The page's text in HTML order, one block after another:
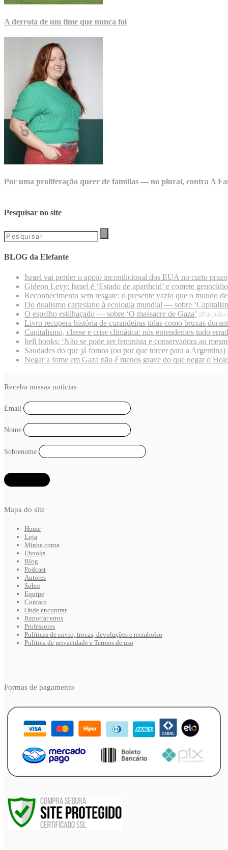
A derrota de um time que nunca foi
Por uma proliferação queer de famílias — no plural, contra A
Pesquisar no site
BLOG da Elefante
Israel vai perder o apoio incondicional dos EUA no curto
Gideon Levy: Israel é ‘Estado de apartheid’ e comete
Reconhecimento sem resgate: o presente vazio que o mundo
Do dualismo cartesiano à ecologia mundial — sobre
O espelho estilhaçado — sobre ‘O massacre de Gaza’ 28 de julho
Livro recupera história de curandeiras tidas como bruxas
Capitalismo, classe e crise climática: nós entendemos tudo
bell hooks: ‘Não se pode ser feminista e conservadora ao
Saudades do que já fomos (ou por que torcer para a Argentina)
Negar a fome em Gaza não é menos grave do que negar o
Mapa do site
Home
Loja
Minha conta
Ebooks
Blog
Podcast
Autores
Sobre
Equipe
Contato
Onde encontrar
Reportar erros
Professores
Políticas de envio, trocas, devoluções e reembolso
Política de privacidade e Termos de uso
Receba nossas notícias
Email
Nome
Sobrenome
Formas de pagamento